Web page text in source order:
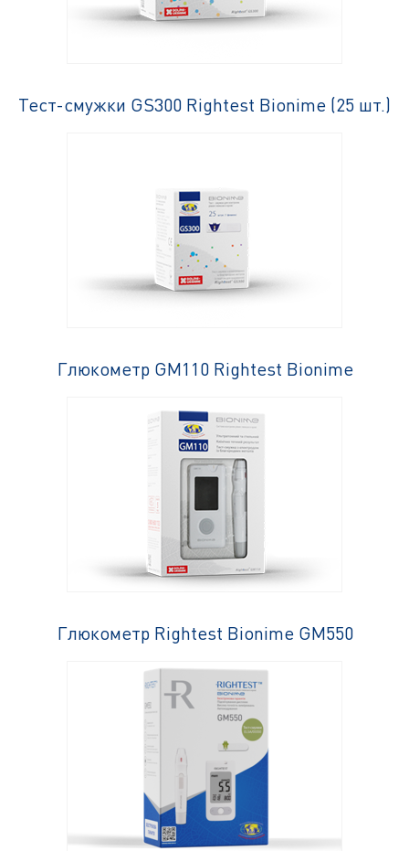
Тест-смужки GS300 Rightest Bionime (25 шт.)
Глюкометр GM110 Rightest Bionime
Глюкометр Rightest Bionime GM550